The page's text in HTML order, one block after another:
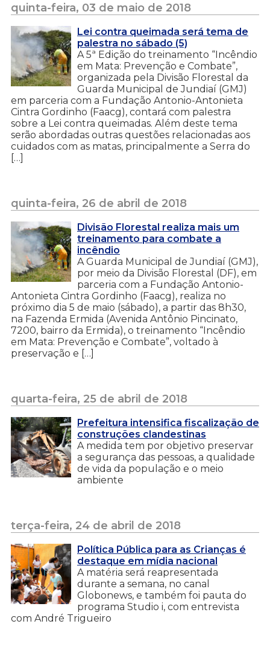
quinta-feira, 03 de maio de 2018
Lei contra queimada será tema de
palestra no sábado (5)
A 5ª Edição do treinamento “Incêndio
em Mata: Prevenção e Combate”,
organizada pela Divisão Florestal da
Guarda Municipal de Jundiaí (GMJ)
em parceria com a Fundação Antonio-Antonieta
Cintra Gordinho (Faacg), contará com palestra
sobre a Lei contra queimadas. Além deste tema
serão abordadas outras questões relacionadas aos
cuidados com as matas, principalmente a Serra do
[…]
quinta-feira, 26 de abril de 2018
Divisão Florestal realiza mais um
treinamento para combate a
incêndio
A Guarda Municipal de Jundiaí (GMJ),
por meio da Divisão Florestal (DF), em
parceria com a Fundação Antonio-
Antonieta Cintra Gordinho (Faacg), realiza no
próximo dia 5 de maio (sábado), a partir das 8h30,
na Fazenda Ermida (Avenida Antônio Pincinato,
7200, bairro da Ermida), o treinamento “Incêndio
em Mata: Prevenção e Combate”, voltado à
preservação e […]
quarta-feira, 25 de abril de 2018
Prefeitura intensifica fiscalização de
construções clandestinas
A medida tem por objetivo preservar
a segurança das pessoas, a qualidade
de vida da população e o meio
ambiente
terça-feira, 24 de abril de 2018
Política Pública para as Crianças é
destaque em mídia nacional
A matéria será reapresentada
durante a semana, no canal
Globonews, e também foi pauta do
programa Studio i, com entrevista
com André Trigueiro